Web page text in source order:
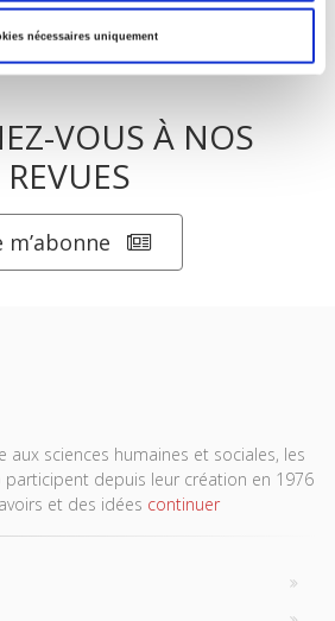
nécessaires uniquement
VOUS À NOS
REVUES
m’abonne
sciences humaines et sociales, les
participent depuis leur création en 1976
et des idées continuer